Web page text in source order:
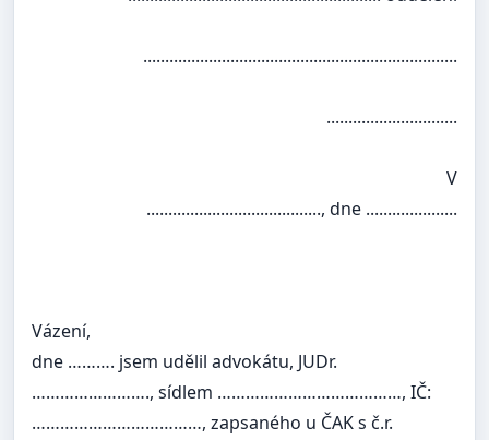
........................................................................
..............................
V
........................................, dne .....................
Vázení,
dne ………. jsem udělil advokátu, JUDr.
……………………., sídlem …………………………………, IČ:
………………………………, zapsaného u ČAK s č.r.